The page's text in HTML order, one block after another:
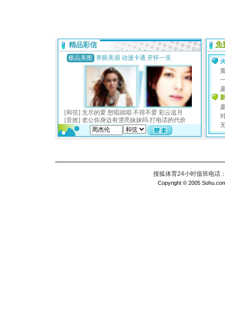
搜狐体育24小时值班电话
Copyright © 2005